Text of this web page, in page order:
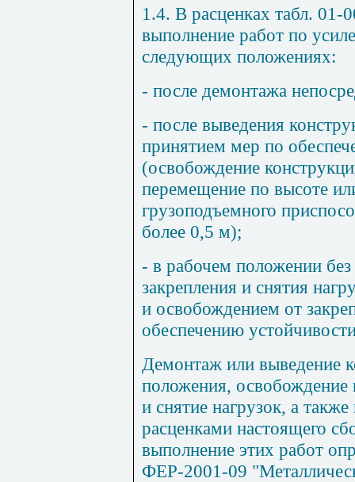
1.4. В расценках табл. 01-
выполнение работ по
следующих положениях:
- после демонтажа
- после выведения
принятием мер по
(освобождение
перемещение по высоте
грузоподъемного
более 0,5 м);
- в рабочем положении
закрепления и снятия
и освобождением от
обеспечению
Демонтаж или выведение
положения, освобождение
и снятие нагрузок, а
расценками настоящего
выполнение этих работ
ФЕР-2001-09